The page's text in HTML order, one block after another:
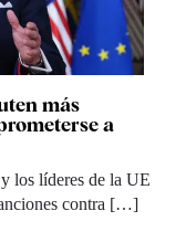
más
a
los líderes de la UE
contra […]